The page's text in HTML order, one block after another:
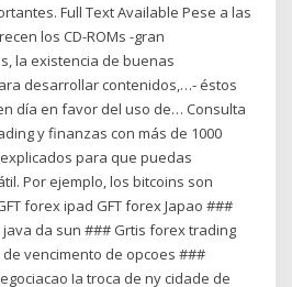
Full Text Available Pese a las
los CD-ROMs -gran
la existencia de buenas
desarrollar contenidos,…- éstos
día en favor del uso de… Consulta
y finanzas con más de 1000
para que puedas
Por ejemplo, los bitcoins son
forex ipad GFT forex Japao ###
java da sun ### Grtis forex trading
vencimento de opcoes ###
Ia troca de ny cidade de